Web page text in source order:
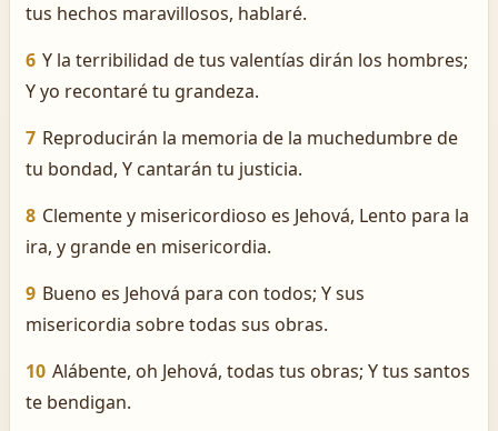
tus hechos maravillosos, hablaré.
6 Y la terribilidad de tus valentías dirán los hombres;
Y yo recontaré tu grandeza.
7 Reproducirán la memoria de la muchedumbre de
tu bondad, Y cantarán tu justicia.
8 Clemente y misericordioso es Jehová, Lento para la
ira, y grande en misericordia.
9 Bueno es Jehová para con todos; Y sus
misericordia sobre todas sus obras.
10 Alábente, oh Jehová, todas tus obras; Y tus santos
te bendigan.